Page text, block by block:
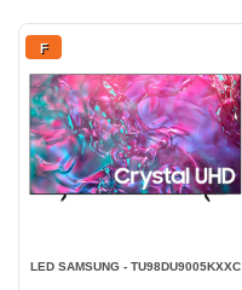
F
LED SAMSUNG - TU98DU9005KXXC